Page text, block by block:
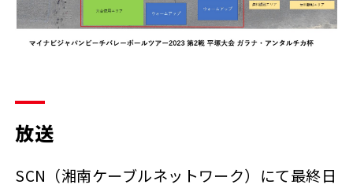
放送
SCN（湘南ケーブルネットワーク）にて最終日